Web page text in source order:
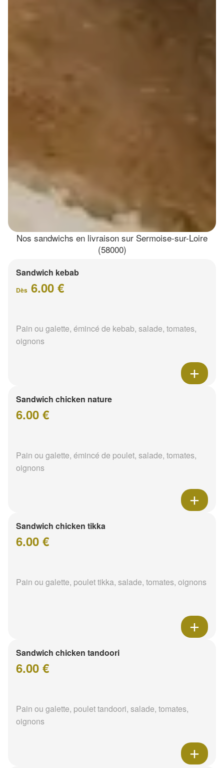
Nos sandwichs en livraison sur Sermoise-sur-Loire
(58000)
Sandwich kebab
Dès 6.00 €
Pain ou galette, émincé de kebab, salade, tomates,
oignons
Sandwich chicken nature
6.00 €
Pain ou galette, émincé de poulet, salade, tomates,
oignons
Sandwich chicken tikka
6.00 €
Pain ou galette, poulet tikka, salade, tomates, oignons
Sandwich chicken tandoori
6.00 €
Pain ou galette, poulet tandoori, salade, tomates,
oignons